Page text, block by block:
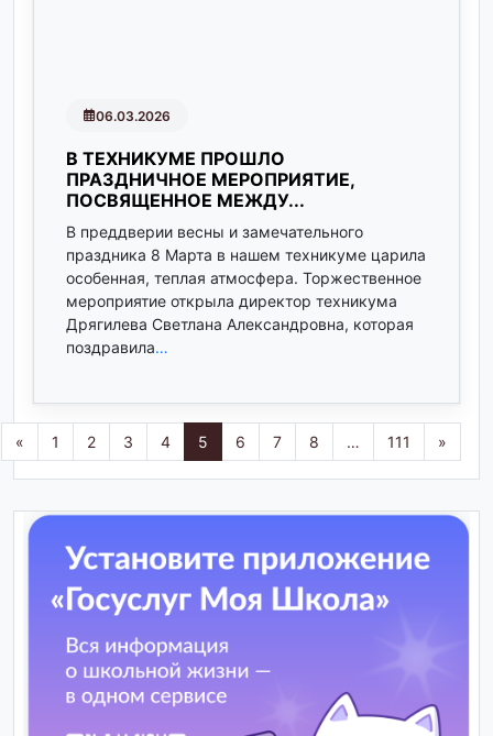
06.03.2026
В ТЕХНИКУМЕ ПРОШЛО
ПРАЗДНИЧНОЕ МЕРОПРИЯТИЕ,
ПОСВЯЩЕННОЕ МЕЖДУ...
В преддверии весны и замечательного
праздника 8 Марта в нашем техникуме царила
особенная, теплая атмосфера. Торжественное
мероприятие открыла директор техникума
Дрягилева Светлана Александровна, которая
поздравила…
« 1 2 3 4 5 6 7 8 … 111 »